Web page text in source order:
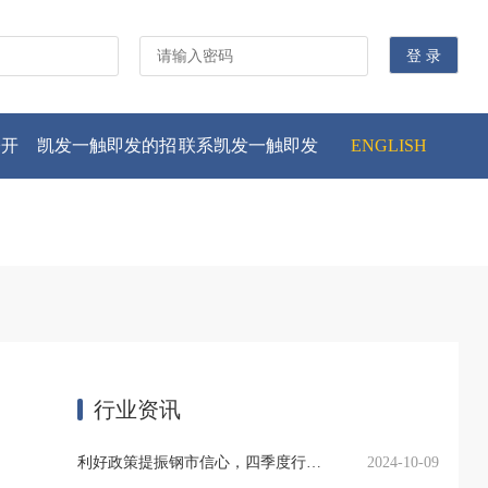
凯发一触即发的招联系凯发一触即发 ENGLISH
行业资讯
利好政策提振钢市信心，四季度行业需求或小幅上升 2024-10-09